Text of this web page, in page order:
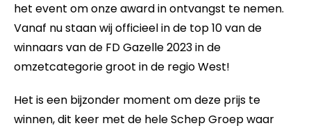
het event om onze award in ontvangst te nemen.
Vanaf nu staan wij officieel in de top 10 van de
winnaars van de FD Gazelle 2023 in de
omzetcategorie groot in de regio West!
Het is een bijzonder moment om deze prijs te
winnen, dit keer met de hele Schep Groep waar